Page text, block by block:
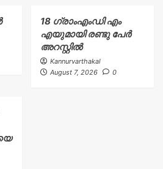
18 ഗ്രാംഎംഡി എം
എയുമായി രണ്ടു പേർ
അറസ്റ്റിൽ
Kannurvarthakal
August 7, 2026
0